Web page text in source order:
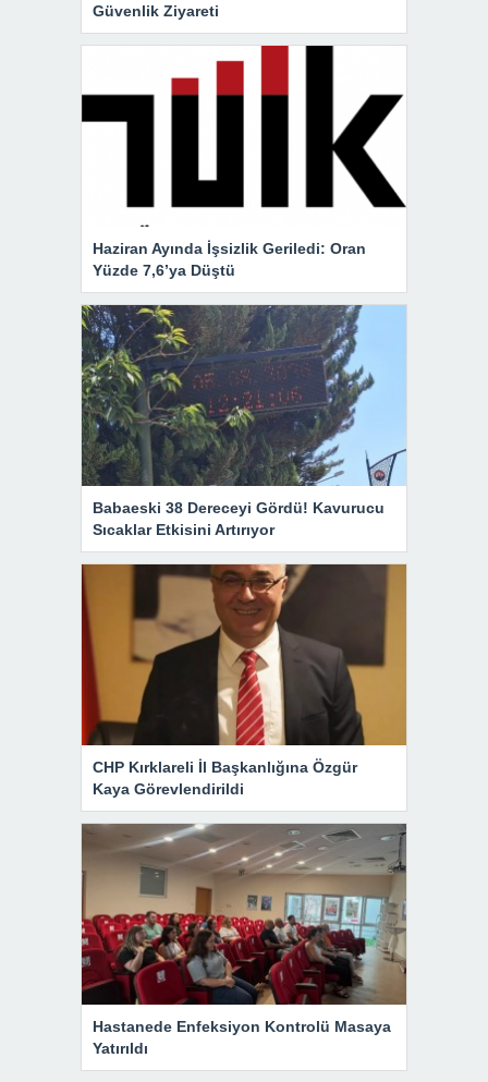
Güvenlik Ziyareti
Haziran Ayında İşsizlik Geriledi: Oran
Yüzde 7,6’ya Düştü
Babaeski 38 Dereceyi Gördü! Kavurucu
Sıcaklar Etkisini Artırıyor
CHP Kırklareli İl Başkanlığına Özgür
Kaya Görevlendirildi
Hastanede Enfeksiyon Kontrolü Masaya
Yatırıldı